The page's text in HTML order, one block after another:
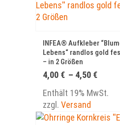
INFEA® Aufkleber
Lebens“ randlos gold
– in 2 Größen
4,00 € – 4,50 €
bis
Enthält 19% MwSt.
zzgl. Versand